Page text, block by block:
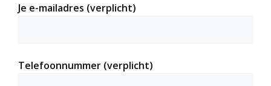
Je e-mailadres (verplicht)
Telefoonnummer (verplicht)